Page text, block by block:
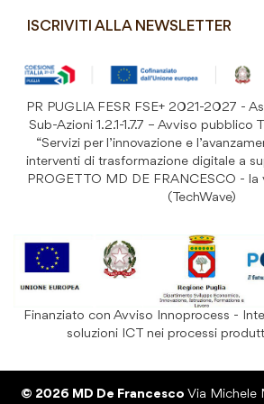
Detergenza e Attrezzatura
Festività
Prodotti Riutilizzabili
Costi di Spedizione
ISCRIVITI ALLA NEWSLETTER
alla
Newsletter:
ISCRIVITI
PR PUGLIA FESR FSE+ 2021-2027 -
Sub-Azioni 1.2.1-1.7.7 – Avviso pubblico
“Servizi per l’innovazione e
interventi di trasformazione digitale a
PROGETTO MD DE FRANCESCO -
(TechWave)
Finanziato con Avviso Innoprocess -
soluzioni ICT nei processi
© 2026 MD De Francesco Via Michele